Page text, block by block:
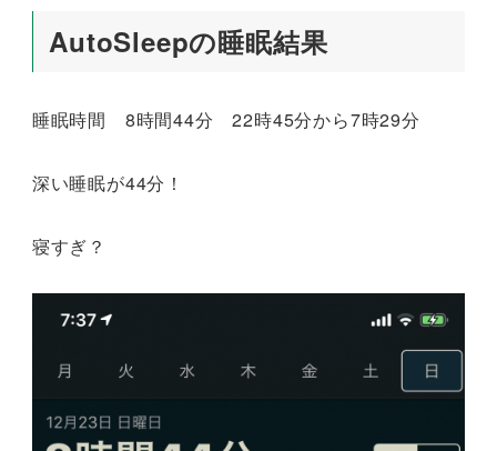
AutoSleepの睡眠結果
睡眠時間 8時間44分 22時45分から7時29分
深い睡眠が44分！
寝すぎ？